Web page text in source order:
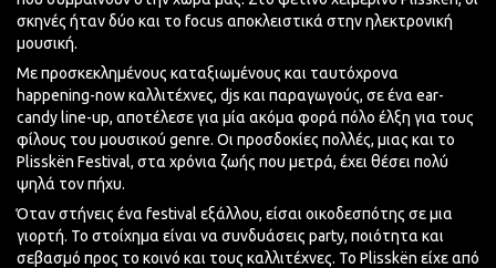
σκηνές ήταν δύο και το focus αποκλειστικά στην ηλεκτρονική
μουσική.
Με προσκεκλημένους καταξιωμένους και ταυτόχρονα
happening-now καλλιτέχνες, djs και παραγωγούς, σε ένα ear-
candy line-up, αποτέλεσε για μία ακόμα φορά πόλο έλξη για τους
φίλους του μουσικού genre. Οι προσδοκίες πολλές, μιας και το
Plisskën Festival, στα χρόνια ζωής που μετρά, έχει θέσει πολύ
ψηλά τον πήχυ.
Όταν στήνεις ένα festival εξάλλου, είσαι οικοδεσπότης σε μια
γιορτή. Το στοίχημα είναι να συνδυάσεις party, ποιότητα και
σεβασμό προς το κοινό και τους καλλιτέχνες. Το Plisskën είχε από